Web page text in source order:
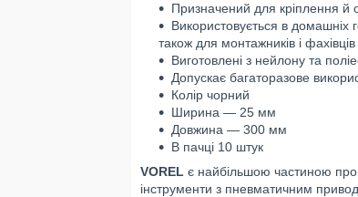
Призначений для кріплення й
Використовується в домашніх
також для монтажників і
Виготовлені з нейлону та
Допускає багаторазове
Колір чорний
Ширина — 25 мм
Довжина — 300 мм
В пачці 10 штук
VOREL є найбільшою частиною
інструменти з пневматичним